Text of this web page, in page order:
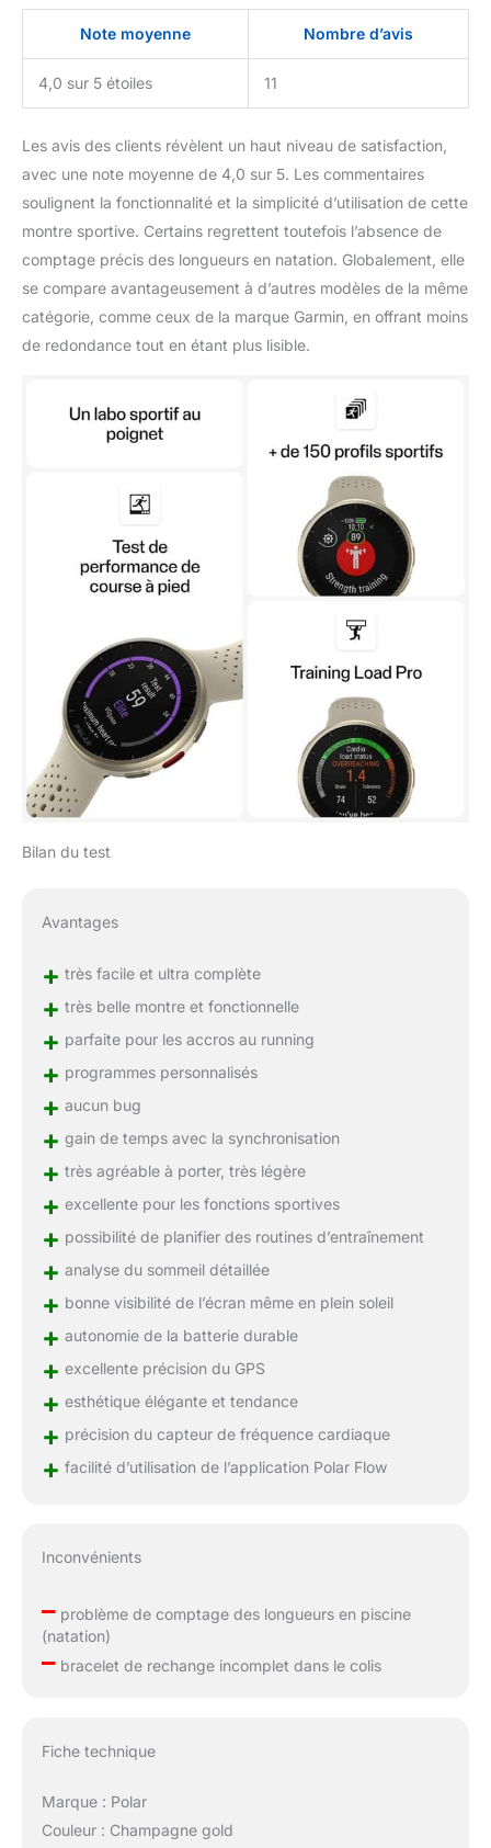
Note moyenne Nombre d’avis
4,0 sur 5 étoiles 11
Les avis des clients révèlent un haut niveau de satisfaction,
avec une note moyenne de 4,0 sur 5. Les commentaires
soulignent la fonctionnalité et la simplicité d’utilisation de cette
montre sportive. Certains regrettent toutefois l’absence de
comptage précis des longueurs en natation. Globalement, elle
se compare avantageusement à d’autres modèles de la même
catégorie, comme ceux de la marque Garmin, en offrant moins
de redondance tout en étant plus lisible.
Bilan du test
Avantages
+ très facile et ultra complète
+ très belle montre et fonctionnelle
+ parfaite pour les accros au running
+ programmes personnalisés
+ aucun bug
+ gain de temps avec la synchronisation
+ très agréable à porter, très légère
+ excellente pour les fonctions sportives
+ possibilité de planifier des routines d’entraînement
+ analyse du sommeil détaillée
+ bonne visibilité de l’écran même en plein soleil
+ autonomie de la batterie durable
+ excellente précision du GPS
+ esthétique élégante et tendance
+ précision du capteur de fréquence cardiaque
+ facilité d’utilisation de l’application Polar Flow
Inconvénients
–problème de comptage des longueurs en piscine
(natation)
–bracelet de rechange incomplet dans le colis
Fiche technique
Marque : Polar
Couleur : Champagne gold